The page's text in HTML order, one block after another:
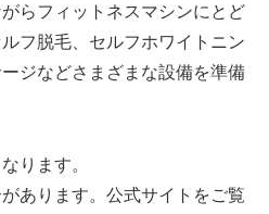
らフィットネスマシンにとど
フ脱毛、セルフホワイトニン
ジなどさまざまな設備を準備
ります。
あります。公式サイトをご覧